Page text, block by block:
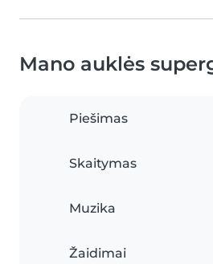
Mano auklės
Piešimas
Skaitymas
Muzika
Žaidimai